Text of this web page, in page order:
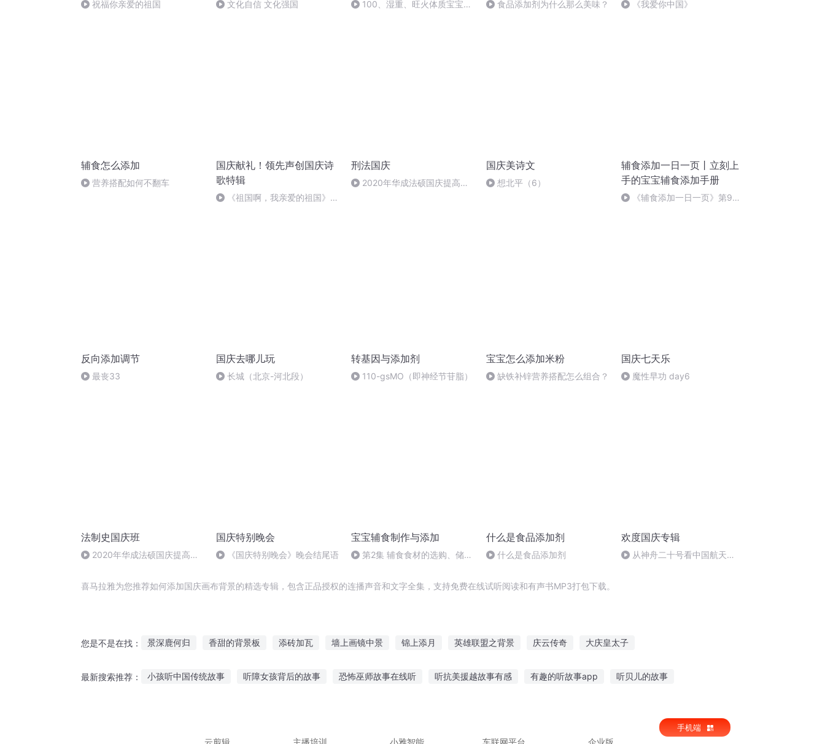
祝福你亲爱的祖国 文化自信 文化强国
100、湿重、旺火体质宝宝的
食品添加剂为什么那么美味？ 《我爱你中国》
辅食怎么添加
营养搭配如何不翻车
国庆献礼！领先声创国庆诗
歌特辑
《祖国啊，我亲爱的祖国》温
刑法国庆
2020年华成法硕国庆提高班
国庆美诗文
想北平（6）
辅食添加一日一页丨立刻上
手的宝宝辅食添加手册
《辅食添加一日一页》第92
反向添加调节
最丧33
国庆去哪儿玩
长城（北京-河北段）
转基因与添加剂
110-gsMO（即神经节苷脂）
宝宝怎么添加米粉
缺铁补锌营养搭配怎么组合？
国庆七天乐
魔性早功 day6
法制史国庆班
2020年华成法硕国庆提高班
国庆特别晚会
《国庆特别晚会》晚会结尾语
宝宝辅食制作与添加
第2集 辅食食材的选购、储存
什么是食品添加剂
什么是食品添加剂
欢度国庆专辑
从神舟二十号看中国航天
喜马拉雅为您推荐如何添加国庆画布背景的精选专辑，包含正品授权的连播声音和文字全集，支持免费在线试听阅读和有声书MP3打包下载。
您是不是在找： 景深鹿何归 香甜的背景板 添砖加瓦 墙上画镜中景 锦上添月 英雄联盟之背景 庆云传奇 大庆皇太子
最新搜索推荐： 小孩听中国传统故事 听障女孩背后的故事 恐怖巫师故事在线听 听抗美援越故事有感 有趣的听故事app 听贝儿的故事
云剪辑
主播培训 小雅智能 车联网平台 企业版
手机端